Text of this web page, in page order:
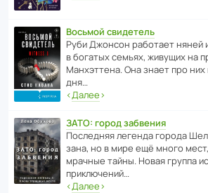
Восьмой свидетель
Руби Джонсон рабо­тает няней
в богатых семьях, живущих на
Манх­эт­тена. Она знает про
дня…
‹Далее›
ЗАТО: город забвения
После­дняя легенда города
зана, но в мире ещё много
мрачные тайны. Новая группа
приключений…
‹Далее›